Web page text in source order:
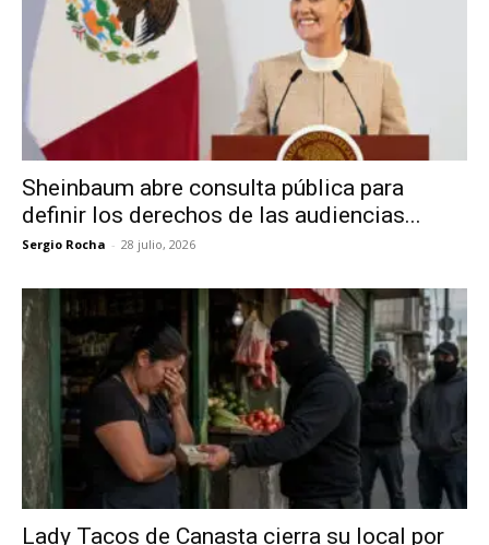
Sheinbaum abre consulta pública para
definir los derechos de las audiencias...
Sergio Rocha - 28 julio, 2026
Lady Tacos de Canasta cierra su local por